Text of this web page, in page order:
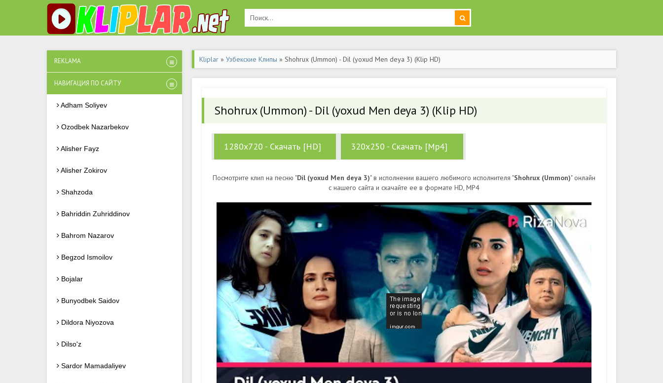
REKLAMA
НАВИГАЦИЯ ПО САЙТУ
Adham Soliyev
Ozodbek Nazarbekov
Alisher Fayz
Alisher Zokirov
Shahzoda
Bahriddin Zuhriddinov
Bahrom Nazarov
Begzod Ismoilov
Bojalar
Bunyodbek Saidov
Dildora Niyozova
Dilso'z
Sardor Mamadaliyev
Kliplar» Узбекские Клипы » Shohrux (Ummon) - Dil (yoxud Men deya 3) (Klip HD)
Shohrux (Ummon) - Dil (yoxud Men deya 3) (Klip HD)
1280x720 - Скачать [HD] 320x250 - Скачать [Mp4]
Посмотрите клип на песню "Dil (yoxud Men deya 3)" в исполнении вашего любимого исполнителя "Shohrux (Ummon)" онлайн
с нашего сайта и скачайте ее в формате HD, MP4